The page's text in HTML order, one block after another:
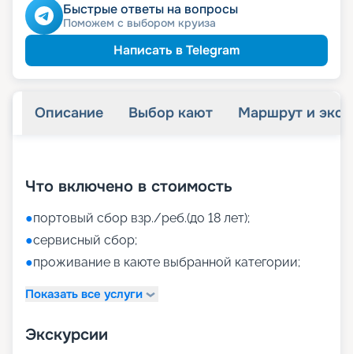
Быстрые ответы на вопросы
Поможем с выбором круиза
Написать в Telegram
Описание Выбор кают Маршрут и
Что включено в стоимость
●портовый сбор взр./реб.(до 18 лет);
●сервисный сбор;
●проживание в каюте выбранной категории;
Показать все услуги
Экскурсии